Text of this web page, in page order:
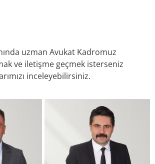
uzman Avukat Kadromuz
ve iletişme geçmek isterseniz
inceleyebilirsiniz.